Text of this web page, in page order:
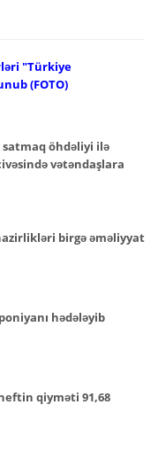
"Türkiye
(FOTO)
öhdəliyi ilə
vətəndaşlara
birgə əməliyyat
hədələyib
qiyməti 91,68